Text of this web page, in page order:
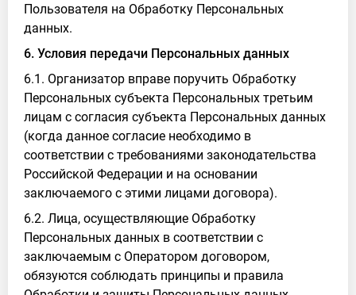
Пользователя на Обработку Персональных
данных.
6. Условия передачи Персональных данных
6.1. Организатор вправе поручить Обработку
Персональных субъекта Персональных третьим
лицам с согласия субъекта Персональных данных
(когда данное согласие необходимо в
соответствии с требованиями законодательства
Российской Федерации и на основании
заключаемого с этими лицами договора).
6.2. Лица, осуществляющие Обработку
Персональных данных в соответствии с
заключаемым с Оператором договором,
обязуются соблюдать принципы и правила